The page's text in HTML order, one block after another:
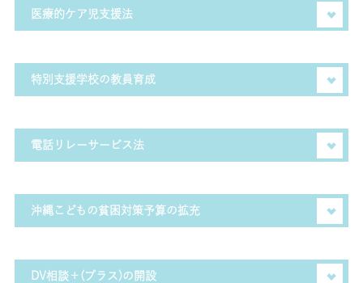
史上初の手話による質疑を行わせていただきました。与野
党の隔たりなく、すべての議員のご理解をいただき実現し
院では本会議における主要演説には手話通訳が配置される
ようになりました。少しずつではありますが、着実にその歩
ありませんでした。難聴児支援の予算は令和2年度より前年
度比12倍の6億円が措置され、現在では原則としてすべての
使われる教科書。時代錯誤した題材で教育を受けているこ
とはもちろん、それが長年放置されてきたことも大きな問
年。ようやく改訂作業をスタートさせることができまし
た。誰一人取り残さない社会の実現のためにも、これまで
医療的ケア児支援法
してきた多くのお母さんたち。普通の学校に通わせるため
に仕事を諦めるなど、精神的にも経済的にも大きな負担が
ど、医療的ケア児への支援を拡充させる法律を議員立法に
特別支援学校の教員育成
した。しかし、必ずしもそうではありません。現在、特別
支援学校の教壇に立つ先生が専門の免許状を保有している
の廃止も視野に、免許状の保有率の向上と専門的スキルを
電話リレーサービス法
の紛失時など、様々な場面で電話を使用する機会がありま
す。しかし、聴覚障がいのある方にとってそれは困難なこ
ラとして、手話通訳や文字通訳を通じて電話を利用できる
沖縄こどもの貧困対策予算の拡充
組むべき課題として、最多数の県民が「子どもの貧困問題」
DV相談＋(プラス)の開設